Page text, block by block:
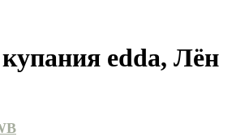
edda, Лён